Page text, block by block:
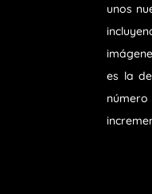
unos
es la